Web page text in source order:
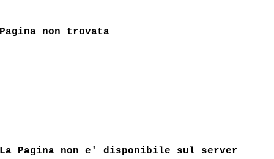
Pagina non trovata
La Pagina non e' disponibile sul server